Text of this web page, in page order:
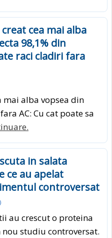
cea mai alba
98,1% din
raci cladiri fara
mai alba vopsea din
AC: Cu cat poate sa
in salata
ce au apelat
controversat
)
au crescut o proteina
studiu controversat.